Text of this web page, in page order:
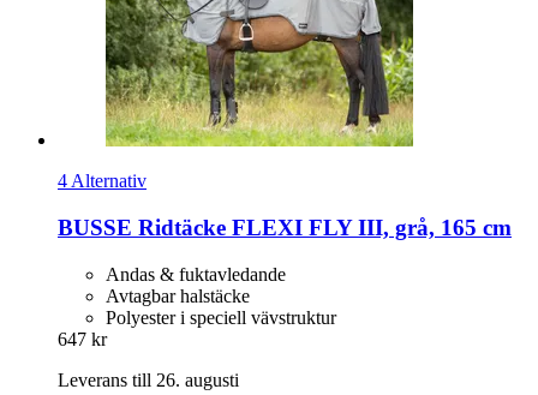
4 Alternativ
BUSSE Ridtäcke FLEXI FLY III, grå, 165 cm
Andas & fuktavledande
Avtagbar halstäcke
Polyester i speciell vävstruktur
647 kr
Leverans till 26. augusti